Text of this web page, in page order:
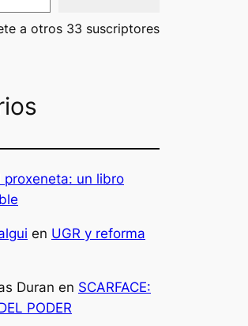
a otros 33 suscriptores
proxeneta: un libro
en UGR y reforma
Duran en SCARFACE:
PODER